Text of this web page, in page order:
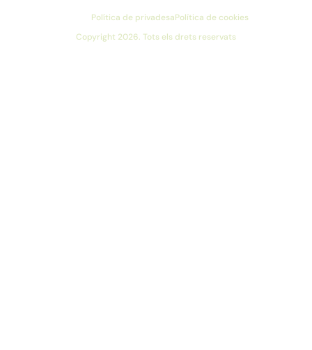
Copyright 2026. Tots els drets reservats
Política de privadesaPolítica de cookies